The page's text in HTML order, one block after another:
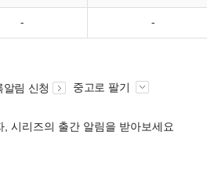
- -
알림 신청 중고로 팔기
, 시리즈의 출간 알림을 받아보세요